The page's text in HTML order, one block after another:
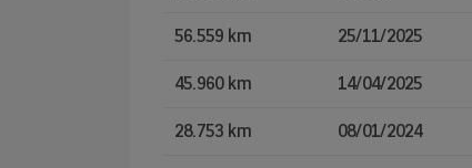
56.559 km 25/11/2025
45.960 km 14/04/2025
28.753 km 08/01/2024